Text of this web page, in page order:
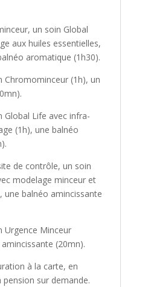
un soin Global
aux huiles essentielles,
aromatique (1h30).
Chromominceur (1h), un
Global Life avec infra-
(1h), une balnéo
de contrôle, un soin
modelage minceur et
une balnéo amincissante
Urgence Minceur
(20mn).
à la carte, en
sur demande.